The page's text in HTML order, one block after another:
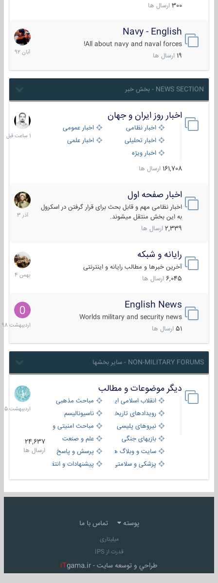
300 ارسال ها
Navy - English
All about navy and naval forces!
ارسال ها
22
آبان
1392
NEWS SECTION - بخش خبر
اخبار روز ایران و جهان
اخبار نظامی
اخبار عمومی
اخبار تحلیلی
اخبار علمی
اخبار ویژه
161,708 ارسال ها
1
ساعت
قبل
اخبار صفحه اول
اخبار نظامی مهم و قابل بحث برای قرار گرفتن در اسکرول
به این بخش منتقل میشوند.
2,339 ارسال ها
7
آذر
1403
رایانه و شبکه
آخرین خبرها و مطالب رایانه و اینترنتی
6,045 ارسال ها
30
بهمن
1404
English News
Worlds military and security news
51 ارسال ها
10
1398
NON-MILITARY FORUMS - سایر بخشها
دیگر موضوعات و مطالب
انقلاب اسلامی ایران
مباحث مذهبی
رویدادهای تاریخی و مذهبیناسیونالیسم
نیروهای پلیسی
مباحث امنیتی و اطلاعاتی
بازیهای جنگی
علم و صنعت
سایت و وبلاگ ها
پرسش و پاسخ
پزشکی و سلامتی
پیشنهادات و انتقادات
24,637
ارسال ها
8
1405
پوسته تماس با ما
میلیتاری
قدرت از IPS
طراحي و توسعه سايت - iTgama.ir